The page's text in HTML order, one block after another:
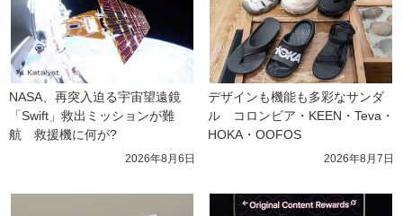
NASA、再突入迫る宇宙望遠鏡
「Swift」救出ミッションが難
航　救援機に何が?
2026年8月6日
デザインも機能も多彩なサンダ
ル　コロンビア・KEEN・Teva・
HOKA・OOFOS
2026年8月7日